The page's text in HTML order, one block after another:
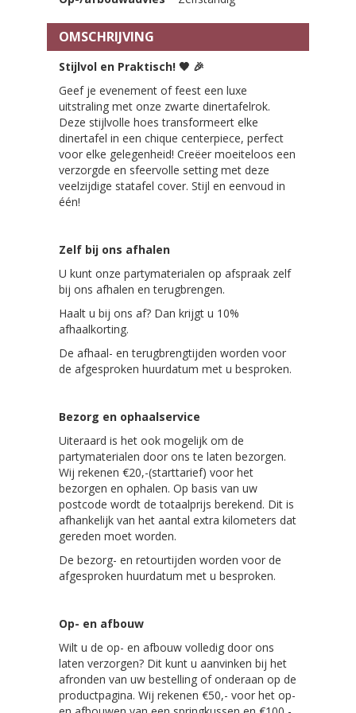
OMSCHRIJVING
Stijlvol en Praktisch! 🖤 🎉
Geef je evenement of feest een luxe
uitstraling met onze zwarte dinertafelrok.
Deze stijlvolle hoes transformeert elke
dinertafel in een chique centerpiece, perfect
voor elke gelegenheid! Creëer moeiteloos een
verzorgde en sfeervolle setting met deze
veelzijdige statafel cover. Stijl en eenvoud in
één!
Zelf bij ons afhalen
U kunt onze partymaterialen op afspraak zelf
bij ons afhalen en terugbrengen.
Haalt u bij ons af? Dan krijgt u 10%
afhaalkorting.
De afhaal- en terugbrengtijden worden voor
de afgesproken huurdatum met u besproken.
Bezorg en ophaalservice
Uiteraard is het ook mogelijk om de
partymaterialen door ons te laten bezorgen.
Wij rekenen €20,-(starttarief) voor het
bezorgen en ophalen. Op basis van uw
postcode wordt de totaalprijs berekend. Dit is
afhankelijk van het aantal extra kilometers dat
gereden moet worden.
De bezorg- en retourtijden worden voor de
afgesproken huurdatum met u besproken.
Op- en afbouw
Wilt u de op- en afbouw volledig door ons
laten verzorgen? Dit kunt u aanvinken bij het
afronden van uw bestelling of onderaan op de
productpagina. Wij rekenen €50,- voor het op-